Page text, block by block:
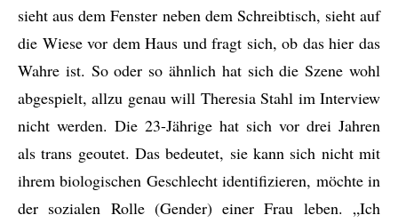
sieht aus dem Fenster neben dem Schreibtisch, sieht auf
die Wiese vor dem Haus und fragt sich, ob das hier das
Wahre ist. So oder so ähnlich hat sich die Szene wohl
abgespielt, allzu genau will Theresia Stahl im Interview
nicht werden. Die 23-Jährige hat sich vor drei Jahren
als trans geoutet. Das bedeutet, sie kann sich nicht mit
ihrem biologischen Geschlecht identifizieren, möchte in
der sozialen Rolle (Gender) einer Frau leben. „Ich